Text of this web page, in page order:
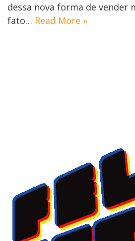
dessa nova forma de vender
fato… Read More »